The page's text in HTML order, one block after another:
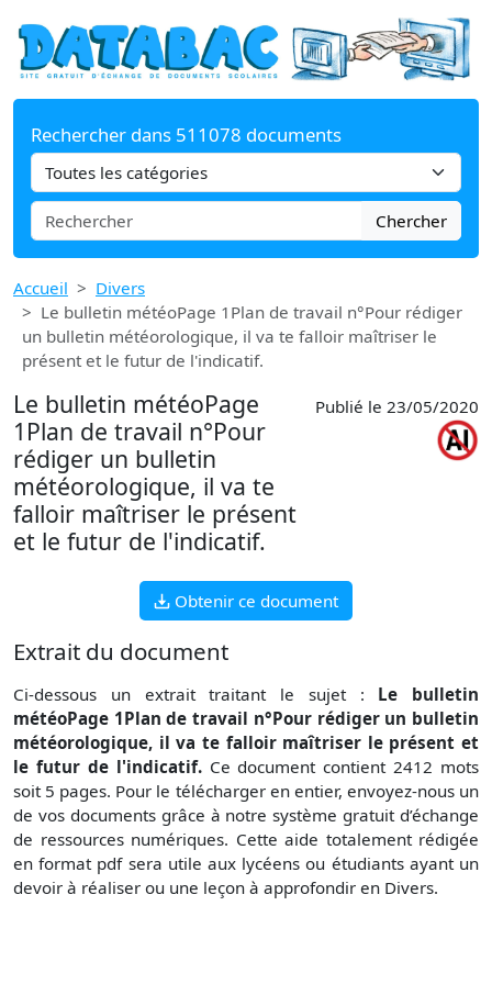
Rechercher dans 511078 documents
Chercher
Accueil
Divers
Le bulletin météoPage 1Plan de travail n°Pour rédiger
un bulletin météorologique, il va te falloir maîtriser le
présent et le futur de l'indicatif.
Le bulletin météoPage
1Plan de travail n°Pour
rédiger un bulletin
météorologique, il va te
falloir maîtriser le présent
et le futur de l'indicatif.
Publié le 23/05/2020
Obtenir ce document
Extrait du document
Ci-dessous un extrait traitant le sujet : Le bulletin
météoPage 1Plan de travail n°Pour rédiger un bulletin
météorologique, il va te falloir maîtriser le présent et
le futur de l'indicatif.Ce document contient 2412 mots
soit 5 pages. Pour le télécharger en entier, envoyez-nous un
de vos documents grâce à notre système gratuit d’échange
de ressources numériques. Cette aide totalement rédigée
en format pdf sera utile aux lycéens ou étudiants ayant un
devoir à réaliser ou une leçon à approfondir en Divers.